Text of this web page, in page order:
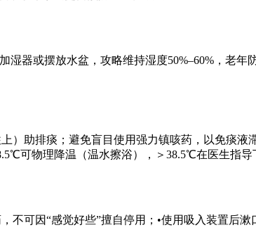
湿器或摆放水盆，攻略维持湿度50%–60%，老年
）助排痰；避免盲目使用强力镇咳药，以免痰液
可物理降温（温水擦浴），＞38.5℃在医生指
可因“感觉好些”擅自停用；•使用吸入装置后